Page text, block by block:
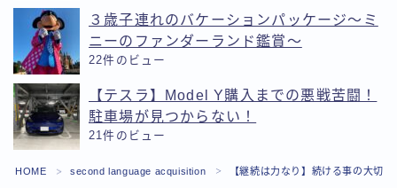
Follow Me
３歳子連れのバケーションパッケージ〜ミ
ニーのファンダーランド鑑賞〜
22件のビュー
【テスラ】Model Y購入までの悪戦苦闘！
駐車場が見つからない！
21件のビュー
HOME ＞ second language acquisition ＞ 【継続は力なり】続ける事の大切さ